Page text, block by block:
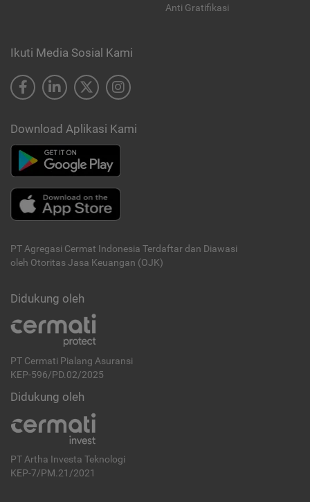
Anti Gratifikasi
Ikuti Media Sosial Kami
Download Aplikasi Kami
PT Agregasi Cermat Indonesia Terdaftar dan Diawasi
oleh Otoritas Jasa Keuangan (OJK)
Didukung oleh
PT Cermati Pialang Asuransi
KEP-596/PD.02/2025
Didukung oleh
PT Artha Investa Teknologi
KEP-7/PM.21/2021